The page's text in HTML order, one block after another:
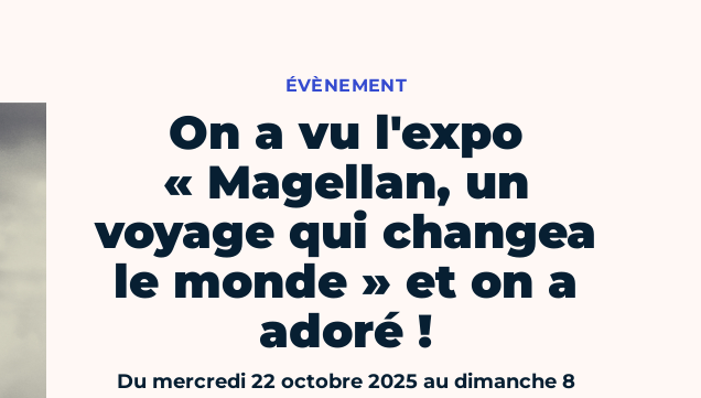
ÉVÈNEMENT
On a vu l'expo
« Magellan, un
voyage qui changea
le monde » et on a
adoré !
Du mercredi 22 octobre 2025 au dimanche 8